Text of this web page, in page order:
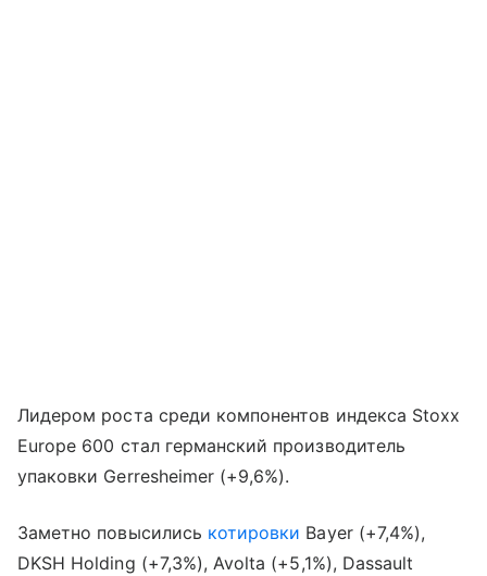
Лидером роста среди компонентов индекса Stoxx
Europe 600 стал германский производитель
упаковки Gerresheimer (+9,6%).
Заметно повысились котировки Bayer (+7,4%),
DKSH Holding (+7,3%), Avolta (+5,1%), Dassault